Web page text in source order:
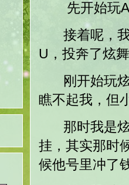
先开始玩AU
接着呢，我
U，投奔了炫
刚开始玩炫
瞧不起我，但
那时我是炫
挂，其实那时
候他号里冲了